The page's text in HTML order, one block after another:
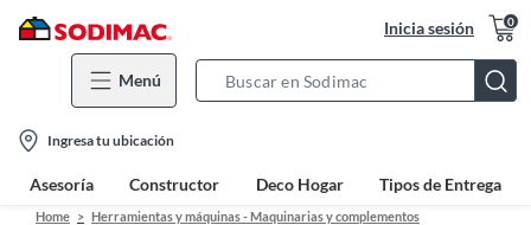
Inicia sesión 0
Menú
Bar
location-
icon
Ingresa tu ubicación
Asesoría Constructor Deco Hogar Tipos de Entrega
Home
Herramientas y máquinas - Maquinarias y complementos